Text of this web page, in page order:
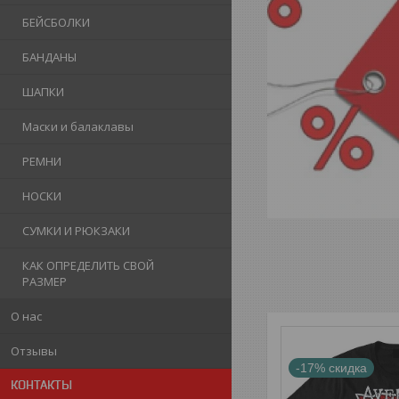
БЕЙСБОЛКИ
БАНДАНЫ
ШАПКИ
Маски и балаклавы
РЕМНИ
НОСКИ
СУМКИ И РЮКЗАКИ
КАК ОПРЕДЕЛИТЬ СВОЙ
РАЗМЕР
О нас
Отзывы
КОНТАКТЫ
-17%